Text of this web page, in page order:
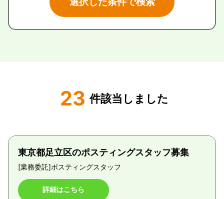
23 件該当しました
東京都足立区のポスティングスタッフ募集
[業務委託]ポスティングスタッフ
詳細はこちら